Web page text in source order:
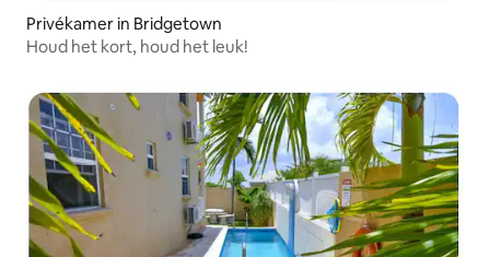
Privékamer in Bridgetown
Houd het kort, houd het leuk!